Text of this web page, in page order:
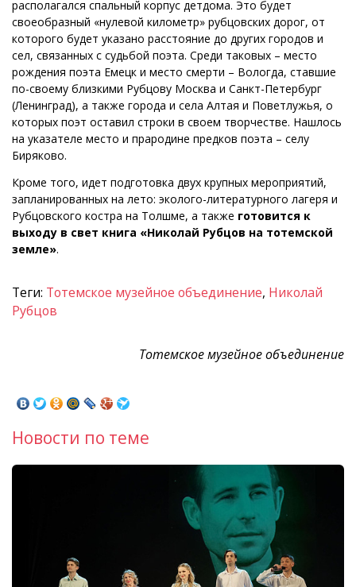
располагался спальный корпус детдома. Это будет
своеобразный «нулевой километр» рубцовских дорог, от
которого будет указано расстояние до других городов и
сел, связанных с судьбой поэта. Среди таковых – место
рождения поэта Емецк и место смерти – Вологда, ставшие
по-своему близкими Рубцову Москва и Санкт-Петербург
(Ленинград), а также города и села Алтая и Поветлужья, о
которых поэт оставил строки в своем творчестве. Нашлось
на указателе место и прародине предков поэта – селу
Биряково.
Кроме того, идет подготовка двух крупных мероприятий,
запланированных на лето: эколого-литературного лагеря и
Рубцовского костра на Толшме, а также готовится к
выходу в свет книга «Николай Рубцов на тотемской
земле».
Теги: Тотемское музейное объединение, Николай
Рубцов
Тотемское музейное объединение
Новости по теме